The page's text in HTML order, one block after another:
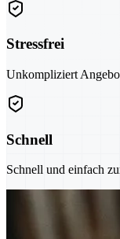
Stressfrei
Unkompliziert
Schnell
Schnell und einfach